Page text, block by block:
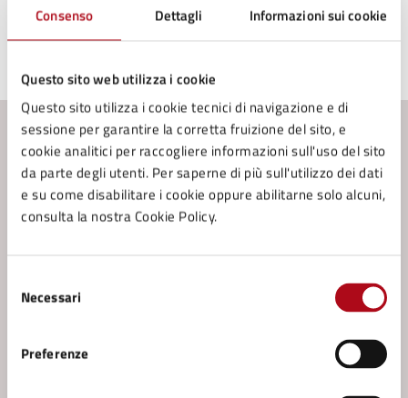
Consenso Dettagli Informazioni sui cookie
Questo sito web utilizza i cookie
Questo sito utilizza i cookie tecnici di navigazione e di
sessione per garantire la corretta fruizione del sito, e
cookie analitici per raccogliere informazioni sull'uso del sito
da parte degli utenti. Per saperne di più sull'utilizzo dei dati
e su come disabilitare i cookie oppure abilitarne solo alcuni,
consulta la nostra Cookie Policy.
delNecessari
Preferenze
Contenuti correlati
Servizi
Accesso agli atti documentale - Modalità Formale
dirigenziali - Consultazione e/o richiesta